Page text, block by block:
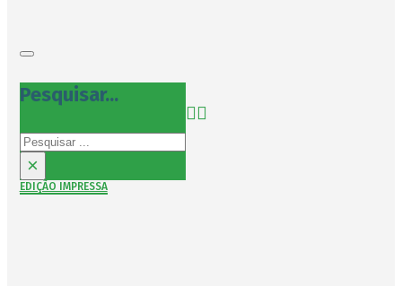
Pesquisar...
Pesquisar
×
EDIÇÃO IMPRESSA